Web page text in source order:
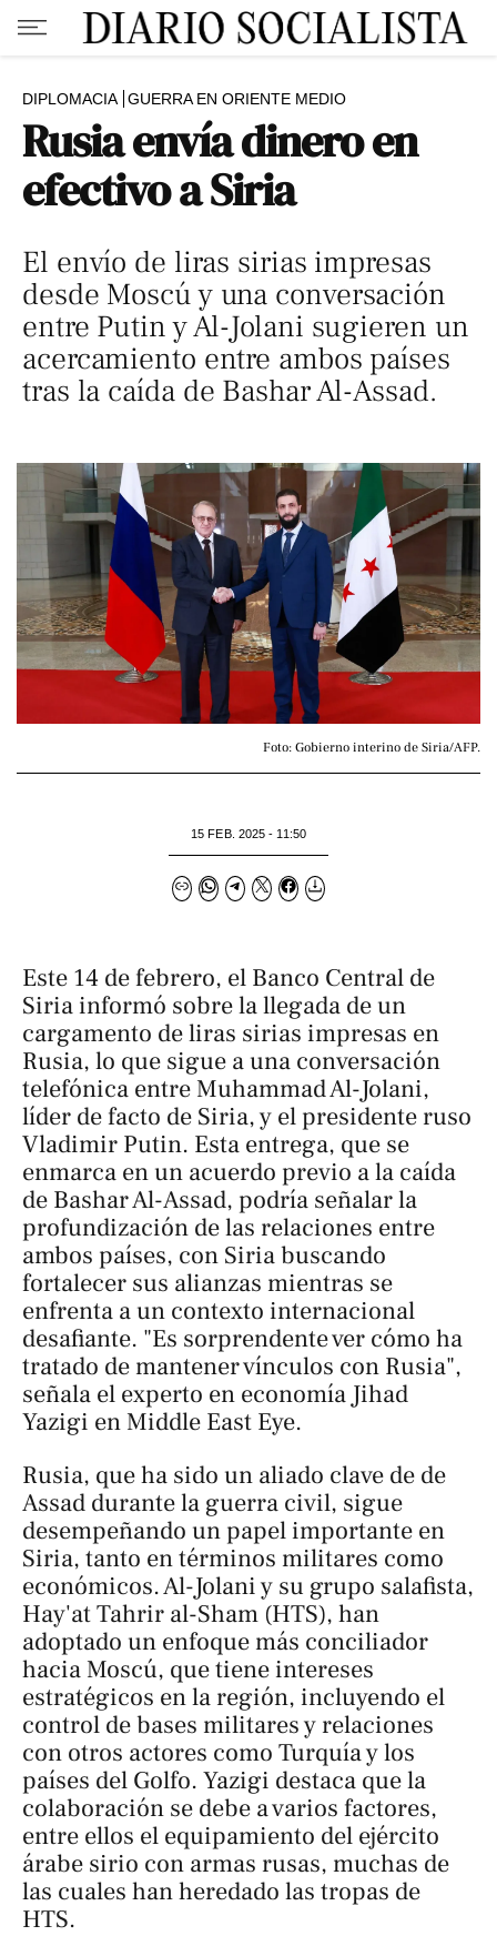
DIPLOMACIA GUERRA EN ORIENTE MEDIO
Rusia envía dinero en
efectivo a Siria
El envío de liras sirias impresas
desde Moscú y una conversación
entre Putin y Al-Jolani sugieren un
acercamiento entre ambos países
tras la caída de Bashar Al-Assad.
Foto: Gobierno interino de Siria/AFP.
15 FEB. 2025 - 11:50
Este 14 de febrero, el Banco Central de
Siria informó sobre la llegada de un
cargamento de liras sirias impresas en
Rusia, lo que sigue a una conversación
telefónica entre Muhammad Al-Jolani,
líder de facto de Siria, y el presidente ruso
Vladimir Putin. Esta entrega, que se
enmarca en un acuerdo previo a la caída
de Bashar Al-Assad, podría señalar la
profundización de las relaciones entre
ambos países, con Siria buscando
fortalecer sus alianzas mientras se
enfrenta a un contexto internacional
desafiante. "Es sorprendente ver cómo ha
tratado de mantener vínculos con Rusia",
señala el experto en economía Jihad
Yazigi enMiddle East Eye.
Rusia, que ha sido un aliado clave de de
Assad durante la guerra civil, sigue
desempeñando un papel importante en
Siria, tanto en términos militares como
económicos. Al-Jolani y su grupo salafista,
Hay'at Tahrir al-Sham (HTS), han
adoptado un enfoque más conciliador
hacia Moscú, que tiene intereses
estratégicos en la región, incluyendo el
control de bases militares y relaciones
con otros actores como Turquía y los
países del Golfo. Yazigi destaca que la
colaboración se debe a varios factores,
entre ellos el equipamiento del ejército
árabe sirio con armas rusas, muchas de
las cuales han heredado las tropas de
HTS.